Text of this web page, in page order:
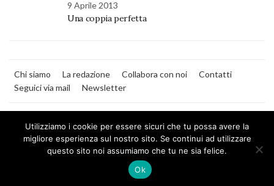
9 Aprile 2013
Una coppia perfetta
Chi siamo La redazione Collabora con noi
Contatti
Seguici via mail
Newsletter
MilanoNera
Utilizziamo i cookie per essere sicuri che tu possa avere la
migliore esperienza sul nostro sito. Se continui ad utilizzare
questo sito noi assumiamo che tu ne sia felice.
Ok